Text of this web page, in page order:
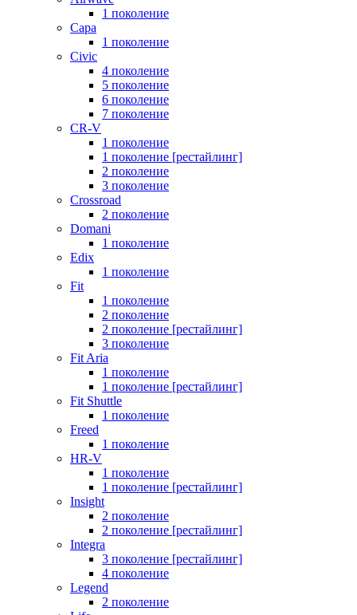
1 поколение
Capa
1 поколение
Civic
4 поколение
5 поколение
6 поколение
7 поколение
CR-V
1 поколение
1 поколение [рестайлинг]
2 поколение
3 поколение
Crossroad
2 поколение
Domani
1 поколение
Edix
1 поколение
Fit
1 поколение
2 поколение
2 поколение [рестайлинг]
3 поколение
Fit Aria
1 поколение
1 поколение [рестайлинг]
Fit Shuttle
1 поколение
Freed
1 поколение
HR-V
1 поколение
1 поколение [рестайлинг]
Insight
2 поколение
2 поколение [рестайлинг]
Integra
3 поколение [рестайлинг]
4 поколение
Legend
2 поколение